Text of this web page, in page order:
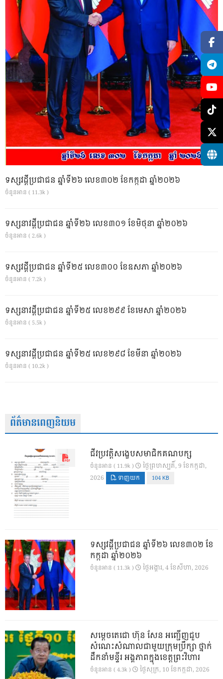
ទស្សវដ្តីប្រជាជន ឆ្នាំទី២៦ លេខ៣០២ ខែកក្កដា ឆ្នាំ២០២៦
ចំនួនអាន ( 11.3k )
ទស្សនាវដ្ដីប្រជាជន ឆ្នាំទី២៦ លេខ៣០១ ខែមិថុនា ឆ្នាំ២០២៦
ចំនួនអាន ( 2.6k )
ទស្សវដ្តីប្រជាជន ឆ្នាំទី២៥ លេខ៣០០ ខែឧសភា ឆ្នាំ២០២៦
ចំនួនអាន ( 7.2k )
ទស្សនាវដ្ដីប្រជាជន ឆ្នាំទី២៥ លេខ២៩៩ ខែមេសា ឆ្នាំ២០២៦
ចំនួនអាន ( 5.5k )
ទស្សនាវដ្ដីប្រជាជន ឆ្នាំទី២៥ លេខ២៩៨ ខែមីនា ឆ្នាំ២០២៦
ចំនួនអាន ( 10.2k )
ព័ត៌មានពេញនិយម
ជីវប្រវត្តិសង្ខេបសមាជិកគណបក្ស
ចំនួនអាន ( 11.9k )
ថ្ងៃ​ព្រហស្បតិ៍, 9 ខែ​កក្កដា,
2026
ទាញយក 104 KB
ទស្សវដ្តីប្រជាជន ឆ្នាំទី២៦ លេខ៣០២ ខែ
កក្កដា ឆ្នាំ២០២៦
ចំនួនអាន ( 11.3k ) ថ្ងៃ​អង្គារ, 4 ខែ​សីហា, 2026
សម្តេចតេជោ ហ៊ុន សែន អញ្ជើញជួប
សំណេះសំណាលជាមួយក្រុមប្រឹក្សា ថ្នាក់
ដឹកនាំមន្ទីរ អង្គភាពក្នុងខេត្តព្រះវិហារ
ចំនួនអាន ( 4.3k ) ថ្ងៃ​សុក្រ, 10 ខែ​កក្កដា, 2026